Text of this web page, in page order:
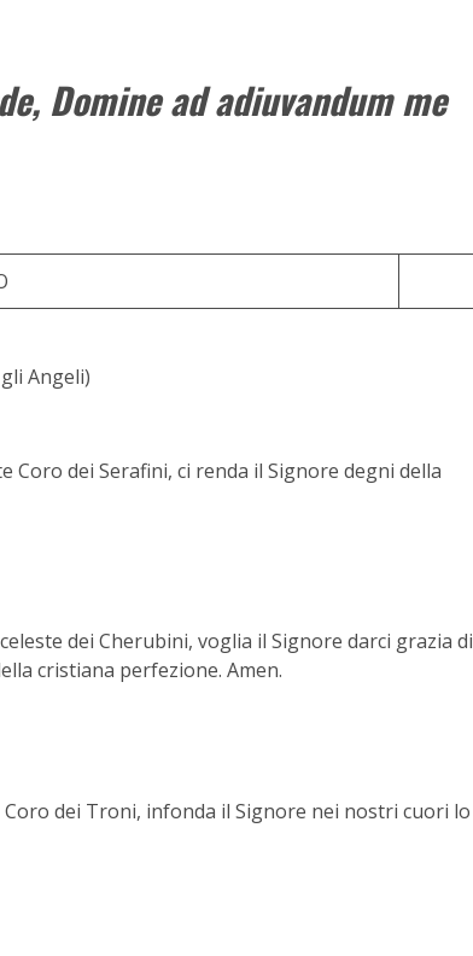
Domine ad adiuvandum me
Angeli)
Coro dei Serafini, ci renda il Signore degni della
dei Cherubini, voglia il Signore darci grazia di
cristiana perfezione. Amen.
dei Troni, infonda il Signore nei nostri cuori lo